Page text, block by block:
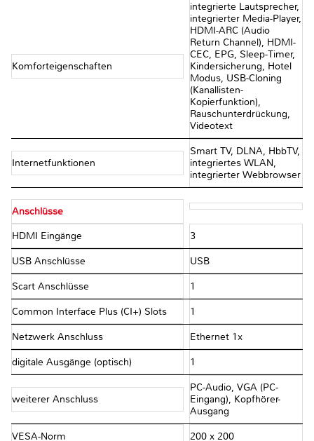
Komforteigenschaften
integrierte Lautsprecher,
integrierter Media-Player,
HDMI-ARC (Audio
Return Channel), HDMI-
CEC, EPG, Sleep-Timer,
Kindersicherung, Hotel
Modus, USB-Cloning
(Kanallisten-
Kopierfunktion),
Rauschunterdrückung,
Videotext
Internetfunktionen
Smart TV, DLNA, HbbTV,
integriertes WLAN,
integrierter Webbrowser
Anschlüsse
HDMI Eingänge 3
USB Anschlüsse USB
Scart Anschlüsse 1
Common Interface Plus (CI+) Slots 1
Netzwerk Anschluss Ethernet 1x
digitale Ausgänge (optisch) 1
weiterer Anschluss
PC-Audio, VGA (PC-
Eingang), Kopfhörer-
Ausgang
VESA-Norm 200 x 200